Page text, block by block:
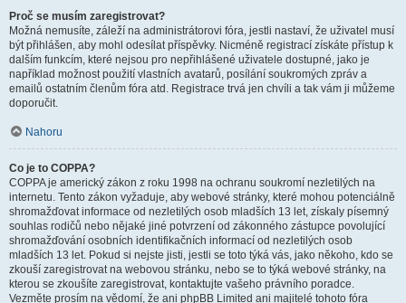
Proč se musím zaregistrovat?
Možná nemusíte, záleží na administrátorovi fóra, jestli nastaví, že uživatel musí
být přihlášen, aby mohl odesílat příspěvky. Nicméně registrací získáte přístup k
dalším funkcím, které nejsou pro nepřihlášené uživatele dostupné, jako je
například možnost použití vlastních avatarů, posílání soukromých zpráv a
emailů ostatním členům fóra atd. Registrace trvá jen chvíli a tak vám ji můžeme
doporučit.
Nahoru
Co je to COPPA?
COPPA je americký zákon z roku 1998 na ochranu soukromí nezletilých na
internetu. Tento zákon vyžaduje, aby webové stránky, které mohou potenciálně
shromažďovat informace od nezletilých osob mladších 13 let, získaly písemný
souhlas rodičů nebo nějaké jiné potvrzení od zákonného zástupce povolující
shromažďování osobních identifikačních informací od nezletilých osob
mladších 13 let. Pokud si nejste jisti, jestli se toto týká vás, jako někoho, kdo se
zkouší zaregistrovat na webovou stránku, nebo se to týká webové stránky, na
kterou se zkoušíte zaregistrovat, kontaktujte vašeho právního poradce.
Vezměte prosím na vědomí, že ani phpBB Limited ani majitelé tohoto fóra